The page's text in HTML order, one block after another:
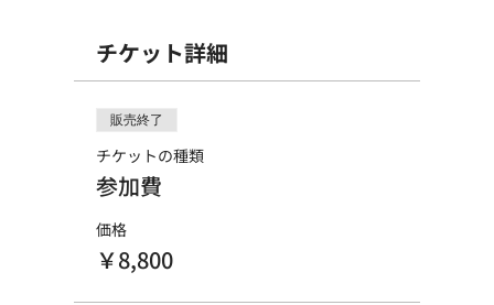
チケット詳細
販売終了
チケットの種類
参加費
価格
￥8,800